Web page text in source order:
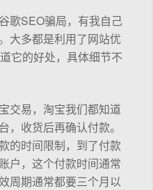
歌SEO骗局，有我自己
大多都是利用了网站优
它的好处，具体细节不
交易，淘宝我们都知道
，收货后再确认付款。
的时间限制，到了付款
户，这个付款时间通常
周期通常都要三个月以